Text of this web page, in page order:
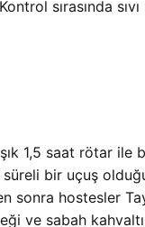
sırasında
1,5 saat rötar ile
bir uçuş
sonra hostesler
ve sabah